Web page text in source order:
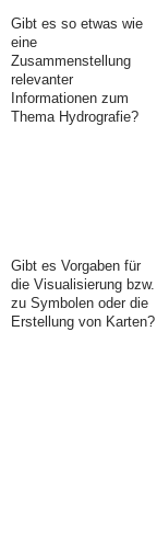
Gibt es so etwas wie
eine
Zusammenstellung
relevanter
Informationen zum
Thema Hydrografie?
Gibt es Vorgaben für
die Visualisierung bzw.
zu Symbolen oder die
Erstellung von Karten?